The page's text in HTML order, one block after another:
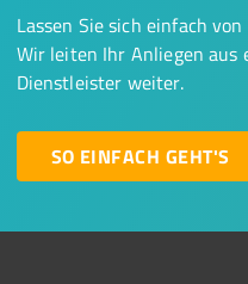
Lassen Sie sich einfach
Wir leiten Ihr Anliegen aus
Dienstleister weiter.
SO EINFACH GEHT'S